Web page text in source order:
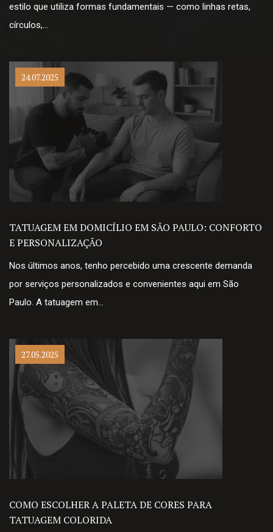
estilo que utiliza formas fundamentais — como linhas retas,
círculos,…
24.07.2025
TATUAGEM EM DOMICÍLIO EM SÃO PAULO: CONFORTO
E PERSONALIZAÇÃO
Nos últimos anos, tenho percebido uma crescente demanda
por serviços personalizados e convenientes aqui em São
Paulo. A tatuagem em…
27.05.2025
COMO ESCOLHER A PALETA DE CORES PARA
TATUAGEM COLORIDA